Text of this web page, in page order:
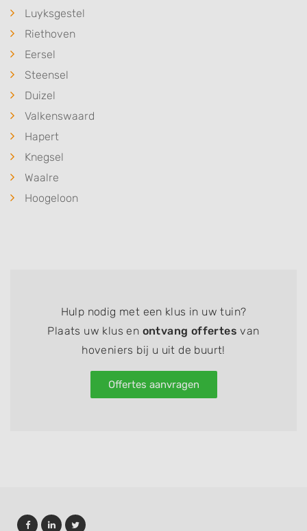
Luyksgestel
Riethoven
Eersel
Steensel
Duizel
Valkenswaard
Hapert
Knegsel
Waalre
Hoogeloon
Hulp nodig met een klus in uw tuin?
Plaats uw klus en ontvang offertes van
hoveniers bij u uit de buurt!
Offertes aanvragen